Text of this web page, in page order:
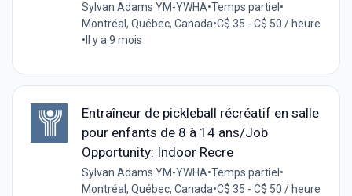
Sylvan Adams YM-YWHA•Temps partiel •
Montréal, Québec, Canada•C$ 35 - C$ 50 / heure
• Il y a 9 mois
Entraîneur de pickleball récréatif en salle
pour enfants de 8 à 14 ans/Job
Opportunity: Indoor Recre
Sylvan Adams YM-YWHA•Temps partiel•
Montréal, Québec, Canada•C$ 35 - C$ 50 / heure